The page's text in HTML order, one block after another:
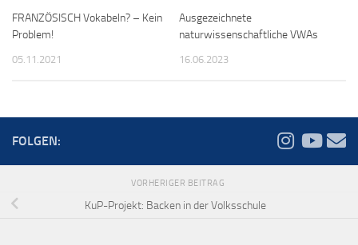
FRANZÖSISCH Vokabeln? – Kein
Problem!
05.11.2021
Ausgezeichnete
naturwissenschaftliche VWAs
16.06.2023
FOLGEN:
VORHERIGER BEITRAG
KuP-Projekt: Backen in der Volksschule